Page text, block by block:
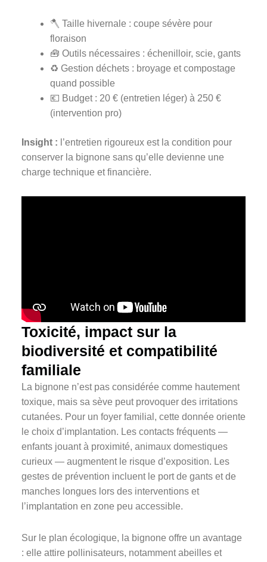
🪓 Taille hivernale : coupe sévère pour
floraison
🧰 Outils nécessaires : échenilloir, scie, gants
♻️ Gestion déchets : broyage et compostage
quand possible
💶 Budget : 20 € (entretien léger) à 250 €
(intervention pro)
Insight : l’entretien rigoureux est la condition pour
conserver la bignone sans qu’elle devienne une
charge technique et financière.
Toxicité, impact sur la
biodiversité et compatibilité
familiale
La bignone n’est pas considérée comme hautement
toxique, mais sa sève peut provoquer des irritations
cutanées. Pour un foyer familial, cette donnée oriente
le choix d’implantation. Les contacts fréquents —
enfants jouant à proximité, animaux domestiques
curieux — augmentent le risque d’exposition. Les
gestes de prévention incluent le port de gants et de
manches longues lors des interventions et
l’implantation en zone peu accessible.
Sur le plan écologique, la bignone offre un avantage
: elle attire pollinisateurs, notamment abeilles et